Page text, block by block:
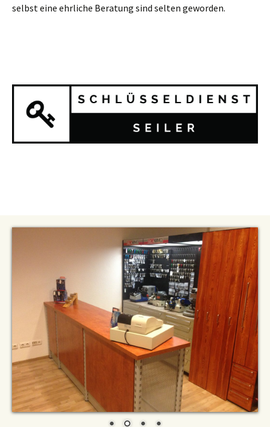
selbst eine ehrliche Beratung sind selten geworden.